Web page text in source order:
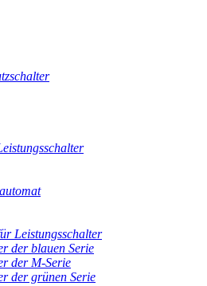
Leistungsschalter
der blauen Serie
der M-Serie
der grünen Serie